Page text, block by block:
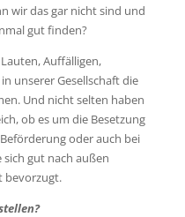
wir das gar nicht sind und
gut finden?
Auffälligen,
unserer Gesellschaft die
Und nicht selten haben
ob es um die Besetzung
oder auch bei
gut nach außen
bevorzugt.